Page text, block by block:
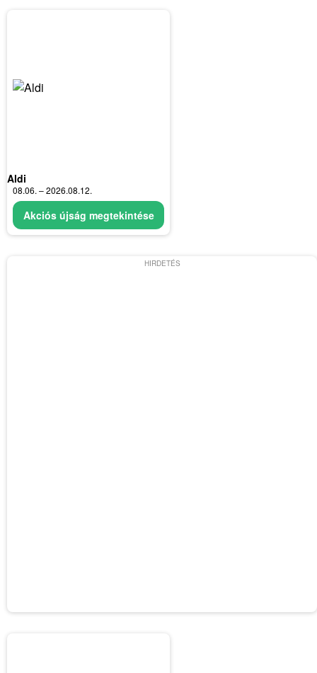
Aldi
08.06. – 2026.08.12.
Akciós újság megtekintése
HIRDETÉS